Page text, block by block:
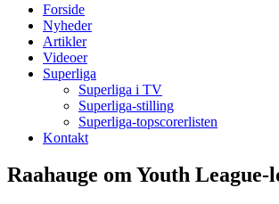
Forside
Nyheder
Artikler
Videoer
Superliga
Superliga i TV
Superliga-stilling
Superliga-topscorerlisten
Kontakt
Raahauge om Youth